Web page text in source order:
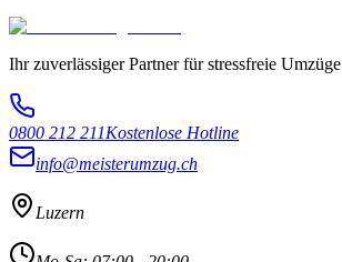
Ihr zuverlässiger Partner für stressfreie Umzüge
0800 212 211Kostenlose Hotline
info@meisterumzug.ch
Luzern